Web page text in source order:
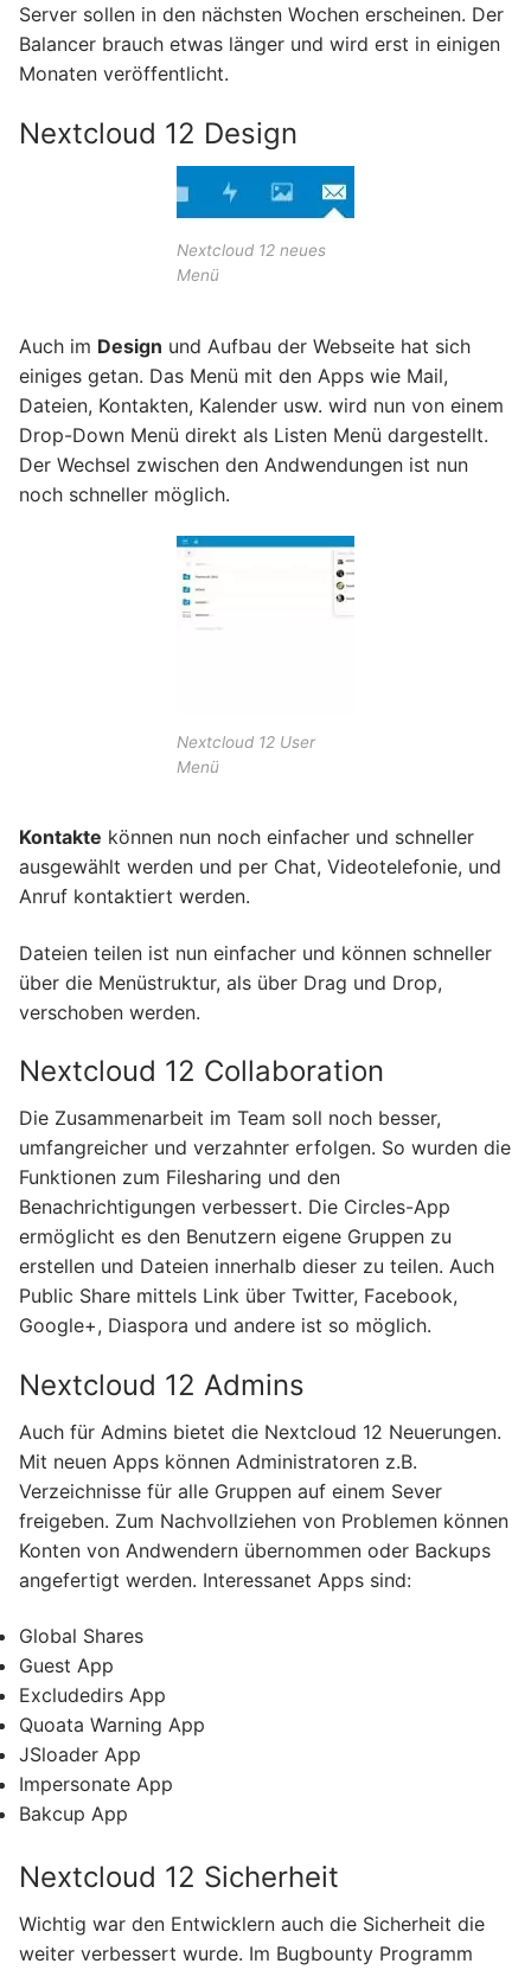
Server sollen in den nächsten Wochen erscheinen. Der
Balancer brauch etwas länger und wird erst in einigen
Monaten veröffentlicht.
Nextcloud 12 Design
Nextcloud 12 neues
Menü
Auch im Design und Aufbau der Webseite hat sich
einiges getan. Das Menü mit den Apps wie Mail,
Dateien, Kontakten, Kalender usw. wird nun von einem
Drop-Down Menü direkt als Listen Menü dargestellt.
Der Wechsel zwischen den Andwendungen ist nun
noch schneller möglich.
Nextcloud 12 User
Menü
Kontakte können nun noch einfacher und schneller
ausgewählt werden und per Chat, Videotelefonie, und
Anruf kontaktiert werden.
Dateien teilen ist nun einfacher und können schneller
über die Menüstruktur, als über Drag und Drop,
verschoben werden.
Nextcloud 12 Collaboration
Die Zusammenarbeit im Team soll noch besser,
umfangreicher und verzahnter erfolgen. So wurden die
Funktionen zum Filesharing und den
Benachrichtigungen verbessert. Die Circles-App
ermöglicht es den Benutzern eigene Gruppen zu
erstellen und Dateien innerhalb dieser zu teilen. Auch
Public Share mittels Link über Twitter, Facebook,
Google+, Diaspora und andere ist so möglich.
Nextcloud 12 Admins
Auch für Admins bietet die Nextcloud 12 Neuerungen.
Mit neuen Apps können Administratoren z.B.
Verzeichnisse für alle Gruppen auf einem Sever
freigeben. Zum Nachvollziehen von Problemen können
Konten von Andwendern übernommen oder Backups
angefertigt werden. Interessanet Apps sind:
Global Shares
Guest App
Excludedirs App
Quoata Warning App
JSloader App
Impersonate App
Bakcup App
Nextcloud 12 Sicherheit
Wichtig war den Entwicklern auch die Sicherheit die
weiter verbessert wurde. Im Bugbounty Programm